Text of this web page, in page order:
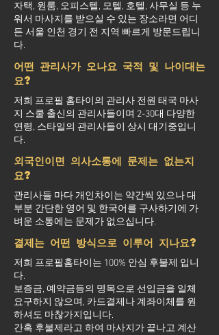
자택, 원룸, 오피스텔, 모텔, 호텔, 사무실 등 누
워서 마사지를 받으실 수 있는 장소라면 어디
든 서울 인천 경기 전 지역 빠르게 방문드립니
다.
어떤 관리사가 오나요 국적 및 나이대는
요?
저희 프로필 홈타이의 관리사 전원 태국 마사
지 스쿨 출신의 관리사들이며 2-30대 다양한
연령, 스타일의 관리사들이 상시 대기중입니
다.
외국인이면 의사소통에 문제는 없는지
요?
관리사들 마다 개인차이는 약간씩 있으나 대
부분 간단한 영어 및 한국어를 구사하기에 가
벼운 소통에는 문제가 없으십니다.
결제는 어떤 방식으로 이루어 지나요?
저희 프로필홈타이는 100% 안심 후불제 입니
다.
보증금, 예약금등의 명목으로 선입금을 일체
요구하지 않으며, 카드결제나 계좌이체를 원
하셔도 마찮가지입니다.
간혹 후불제라고 하여 마사지가 끝나고 계산